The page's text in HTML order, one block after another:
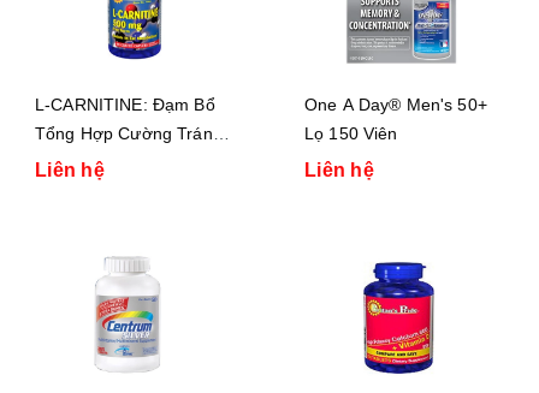
L-CARNITINE: Đạm Bổ
Tổng Hợp Cường Tráng
Cơ Bắp
Liên hệ
One A Day® Men's 50+
Lọ 150 Viên
Liên hệ